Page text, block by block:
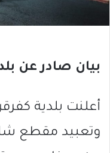
بيان صادر عن
أعلنت بلدية
وتعبيد مقطع